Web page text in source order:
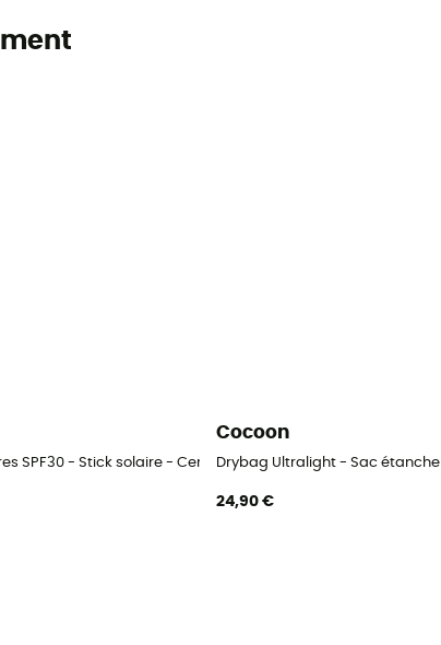
SPF30 - Stick solaire - Certifiée Bio
Cocoon
Drybag Ultralight - Sac étanche
24,90 €